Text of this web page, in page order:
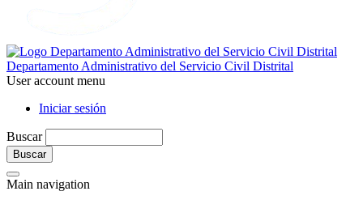
Departamento Administrativo del Servicio Civil Distrital
User account menu
Iniciar sesión
Buscar
Main navigation